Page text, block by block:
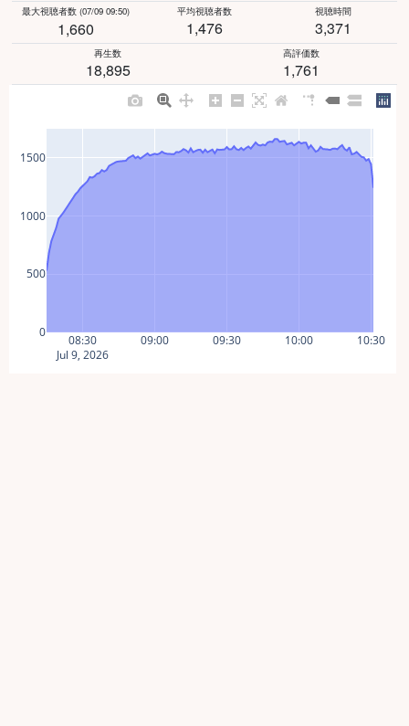
最大視聴者数 (07/09 09:50)
1,660
平均視聴者数
1,476
視聴時間
3,371
再生数
18,895
高評価数
1,761
08:30
Jul 9, 2026
09:00 09:30 10:00 10:30
0
500
1000
1500